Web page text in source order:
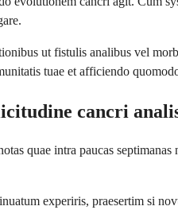
ut fistulis analibus vel
tuae et afficiendo
cancri
quae intra paucas
experiris, praesertim si